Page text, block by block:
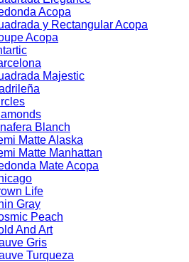
Acopa
y Rectangular Acopa
Acopa
Majestic
Blanch
Matte Alaska
Matte Manhattan
Mate Acopa
Life
Gray
Peach
And Art
Gris
Turqueza